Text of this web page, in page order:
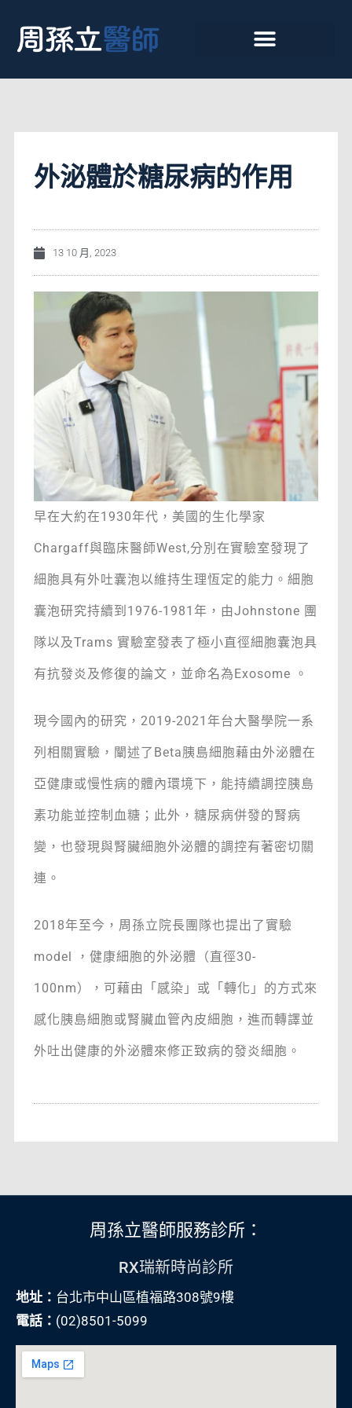
外泌體於糖尿病的作用
13 10 月, 2023
早在大約在1930年代，美國的生化學家
Chargaff與臨床醫師West,分別在實驗室發現了
細胞具有外吐囊泡以維持生理恆定的能力。細胞
囊泡研究持續到1976-1981年，由Johnstone 團
隊以及Trams 實驗室發表了極小直徑細胞囊泡具
有抗發炎及修復的論文，並命名為Exosome 。
現今國內的研究，2019-2021年台大醫學院一系
列相關實驗，闡述了Beta胰島細胞藉由外泌體在
亞健康或慢性病的體內環境下，能持續調控胰島
素功能並控制血糖；此外，糖尿病併發的腎病
變，也發現與腎臟細胞外泌體的調控有著密切關
連。
2018年至今，周孫立院長團隊也提出了實驗
model ，健康細胞的外泌體（直徑30-
100nm），可藉由「感染」或「轉化」的方式來
感化胰島細胞或腎臟血管內皮細胞，進而轉譯並
外吐出健康的外泌體來修正致病的發炎細胞。
周孫立醫師服務診所：
RX瑞新時尚診所
地址： 台北市中山區植福路308號9樓
電話： (02)8501-5099